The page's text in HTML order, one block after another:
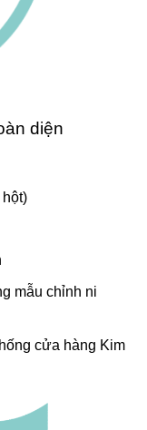
diện
mẫu chỉnh ni
cửa hàng Kim